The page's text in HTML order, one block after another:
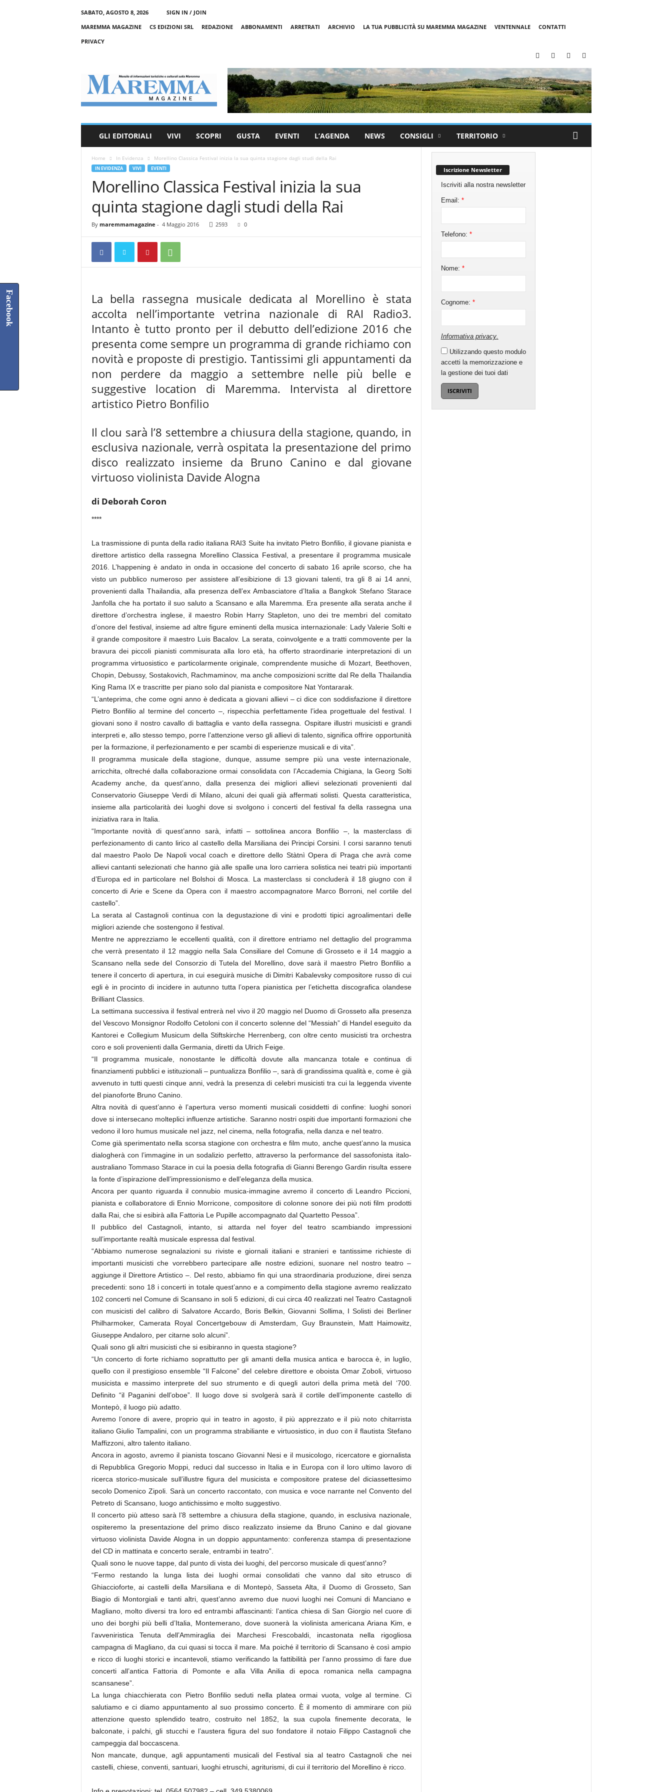
SABATO, AGOSTO 8, 2026
SIGN IN / JOIN
MAREMMA MAGAZINE
CS EDIZIONI SRL REDAZIONE ABBONAMENTI ARRETRATI ARCHIVIO LA TUA PUBBLICITÀ SU MAREMMA MAGAZINE VENTENNALE
CONTATTI
PRIVACY
m
GLI EDITORIALI VIVI SCOPRI GUSTA EVENTI L’AGENDA NEWS CONSIGLI TERRITORIO
Home In Evidenza Morellino Classica Festival inizia la sua quinta stagione dagli studi della Rai
IN EVIDENZA VIVI EVENTI
Morellino Classica Festival inizia la sua
quinta stagione dagli studi della Rai
By maremmamagazine - 4 Maggio 2016 2593 0
La bella rassegna musicale dedicata al Morellino è stata
accolta nell’importante vetrina nazionale di RAI Radio3.
Intanto è tutto pronto per il debutto dell’edizione 2016 che
presenta come sempre un programma di grande richiamo con
novità e proposte di prestigio. Tantissimi gli appuntamenti da
non perdere da maggio a settembre nelle più belle e
suggestive location di Maremma. Intervista al direttore
artistico Pietro Bonfilio
Il clou sarà l’8 settembre a chiusura della stagione, quando, in
esclusiva nazionale, verrà ospitata la presentazione del primo
disco realizzato insieme da Bruno Canino e dal giovane
virtuoso violinista Davide Alogna
di Deborah Coron
****
La trasmissione di punta della radio italiana RAI3 Suite ha invitato Pietro Bonfilio, il giovane pianista e
direttore artistico della rassegna Morellino Classica Festival, a presentare il programma musicale
2016. L’happening è andato in onda in occasione del concerto di sabato 16 aprile scorso, che ha
visto un pubblico numeroso per assistere all’esibizione di 13 giovani talenti, tra gli 8 ai 14 anni,
provenienti dalla Thailandia, alla presenza dell’ex Ambasciatore d’Italia a Bangkok Stefano Starace
Janfolla che ha portato il suo saluto a Scansano e alla Maremma. Era presente alla serata anche il
direttore d’orchestra inglese, il maestro Robin Harry Stapleton, uno dei tre membri del comitato
d’onore del festival, insieme ad altre figure eminenti della musica internazionale: Lady Valerie Solti e
il grande compositore il maestro Luis Bacalov. La serata, coinvolgente e a tratti commovente per la
bravura dei piccoli pianisti commisurata alla loro età, ha offerto straordinarie interpretazioni di un
programma virtuosistico e particolarmente originale, comprendente musiche di Mozart, Beethoven,
Chopin, Debussy, Sostakovich, Rachmaminov, ma anche composizioni scritte dal Re della Thailandia
King Rama IX e trascritte per piano solo dal pianista e compositore Nat Yontararak.
“L’anteprima, che come ogni anno è dedicata a giovani allievi – ci dice con soddisfazione il direttore
Pietro Bonfilio al termine del concerto –, rispecchia perfettamente l’idea progettuale del festival. I
giovani sono il nostro cavallo di battaglia e vanto della rassegna. Ospitare illustri musicisti e grandi
interpreti e, allo stesso tempo, porre l’attenzione verso gli allievi di talento, significa offrire opportunità
per la formazione, il perfezionamento e per scambi di esperienze musicali e di vita”.
Il programma musicale della stagione, dunque, assume sempre più una veste internazionale,
arricchita, oltreché dalla collaborazione ormai consolidata con l’Accademia Chigiana, la Georg Solti
Academy anche, da quest’anno, dalla presenza dei migliori allievi selezionati provenienti dal
Conservatorio Giuseppe Verdi di Milano, alcuni dei quali già affermati solisti. Questa caratteristica,
insieme alla particolarità dei luoghi dove si svolgono i concerti del festival fa della rassegna una
iniziativa rara in Italia.
“Importante novità di quest’anno sarà, infatti – sottolinea ancora Bonfilio –, la masterclass di
perfezionamento di canto lirico al castello della Marsiliana dei Principi Corsini. I corsi saranno tenuti
dal maestro Paolo De Napoli vocal coach e direttore dello Stàtnì Opera di Praga che avrà come
allievi cantanti selezionati che hanno già alle spalle una loro carriera solistica nei teatri più importanti
d’Europa ed in particolare nel Bolshoi di Mosca. La masterclass si concluderà il 18 giugno con il
concerto di Arie e Scene da Opera con il maestro accompagnatore Marco Borroni, nel cortile del
castello”.
La serata al Castagnoli continua con la degustazione di vini e prodotti tipici agroalimentari delle
migliori aziende che sostengono il festival.
Mentre ne apprezziamo le eccellenti qualità, con il direttore entriamo nel dettaglio del programma
che verrà presentato il 12 maggio nella Sala Consiliare del Comune di Grosseto e il 14 maggio a
Scansano nella sede del Consorzio di Tutela del Morellino, dove sarà il maestro Pietro Bonfilio a
tenere il concerto di apertura, in cui eseguirà musiche di Dimitri Kabalevsky compositore russo di cui
egli è in procinto di incidere in autunno tutta l’opera pianistica per l’etichetta discografica olandese
Brilliant Classics.
La settimana successiva il festival entrerà nel vivo il 20 maggio nel Duomo di Grosseto alla presenza
del Vescovo Monsignor Rodolfo Cetoloni con il concerto solenne del “Messiah” di Handel eseguito da
Kantorei e Collegium Musicum della Stiftskirche Herrenberg, con oltre cento musicisti tra orchestra
coro e soli provenienti dalla Germania, diretti da Ulrich Feige.
“Il programma musicale, nonostante le difficoltà dovute alla mancanza totale e continua di
finanziamenti pubblici e istituzionali – puntualizza Bonfilio –, sarà di grandissima qualità e, come è già
avvenuto in tutti questi cinque anni, vedrà la presenza di celebri musicisti tra cui la leggenda vivente
del pianoforte Bruno Canino.
Altra novità di quest’anno è l’apertura verso momenti musicali cosiddetti di confine: luoghi sonori
dove si intersecano molteplici influenze artistiche. Saranno nostri ospiti due importanti formazioni che
vedono il loro humus musicale nel jazz, nel cinema, nella fotografia, nella danza e nel teatro.
Come già sperimentato nella scorsa stagione con orchestra e film muto, anche quest’anno la musica
dialogherà con l’immagine in un sodalizio perfetto, attraverso la performance del sassofonista italo-
australiano Tommaso Starace in cui la poesia della fotografia di Gianni Berengo Gardin risulta essere
la fonte d’ispirazione dell’impressionismo e dell’eleganza della musica.
Ancora per quanto riguarda il connubio musica-immagine avremo il concerto di Leandro Piccioni,
pianista e collaboratore di Ennio Morricone, compositore di colonne sonore dei più noti film prodotti
dalla Rai, che si esibirà alla Fattoria Le Pupille accompagnato dal Quartetto Pessoa”.
Il pubblico del Castagnoli, intanto, si attarda nel foyer del teatro scambiando impressioni
sull’importante realtà musicale espressa dal festival.
“Abbiamo numerose segnalazioni su riviste e giornali italiani e stranieri e tantissime richieste di
importanti musicisti che vorrebbero partecipare alle nostre edizioni, suonare nel nostro teatro –
aggiunge il Direttore Artistico –. Del resto, abbiamo fin qui una straordinaria produzione, direi senza
precedenti: sono 18 i concerti in totale quest’anno e a compimento della stagione avremo realizzato
102 concerti nel Comune di Scansano in soli 5 edizioni, di cui circa 40 realizzati nel Teatro Castagnoli
con musicisti del calibro di Salvatore Accardo, Boris Belkin, Giovanni Sollima, I Solisti dei Berliner
Philharmoker, Camerata Royal Concertgebouw di Amsterdam, Guy Braunstein, Matt Haimowitz,
Giuseppe Andaloro, per citarne solo alcuni”.
Quali sono gli altri musicisti che si esibiranno in questa stagione?
“Un concerto di forte richiamo soprattutto per gli amanti della musica antica e barocca è, in luglio,
quello con il prestigioso ensemble “Il Falcone” del celebre direttore e oboista Omar Zoboli, virtuoso
musicista e massimo interprete del suo strumento e di quegli autori della prima metà del ‘700.
Definito “il Paganini dell’oboe”. Il luogo dove si svolgerà sarà il cortile dell’imponente castello di
Montepò, il luogo più adatto.
Avremo l’onore di avere, proprio qui in teatro in agosto, il più apprezzato e il più noto chitarrista
italiano Giulio Tampalini, con un programma strabiliante e virtuosistico, in duo con il flautista Stefano
Maffizzoni, altro talento italiano.
Ancora in agosto, avremo il pianista toscano Giovanni Nesi e il musicologo, ricercatore e giornalista
di Repubblica Gregorio Moppi, reduci dal successo in Italia e in Europa con il loro ultimo lavoro di
ricerca storico-musicale sull’illustre figura del musicista e compositore pratese del diciassettesimo
secolo Domenico Zipoli. Sarà un concerto raccontato, con musica e voce narrante nel Convento del
Petreto di Scansano, luogo antichissimo e molto suggestivo.
Il concerto più atteso sarà l’8 settembre a chiusura della stagione, quando, in esclusiva nazionale,
ospiteremo la presentazione del primo disco realizzato insieme da Bruno Canino e dal giovane
virtuoso violinista Davide Alogna in un doppio appuntamento: conferenza stampa di presentazione
del CD in mattinata e concerto serale, entrambi in teatro”.
Quali sono le nuove tappe, dal punto di vista dei luoghi, del percorso musicale di quest’anno?
“Fermo restando la lunga lista dei luoghi ormai consolidati che vanno dal sito etrusco di
Ghiaccioforte, ai castelli della Marsiliana e di Montepò, Sasseta Alta, il Duomo di Grosseto, San
Biagio di Montorgiali e tanti altri, quest’anno avremo due nuovi luoghi nei Comuni di Manciano e
Magliano, molto diversi tra loro ed entrambi affascinanti: l’antica chiesa di San Giorgio nel cuore di
uno dei borghi più belli d’Italia, Montemerano, dove suonerà la violinista americana Ariana Kim, e
l’avveniristica Tenuta dell’Ammiraglia dei Marchesi Frescobaldi, incastonata nella rigogliosa
campagna di Magliano, da cui quasi si tocca il mare. Ma poiché il territorio di Scansano è così ampio
e ricco di luoghi storici e incantevoli, stiamo verificando la fattibilità per l’anno prossimo di fare due
concerti all’antica Fattoria di Pomonte e alla Villa Anilia di epoca romanica nella campagna
scansanese”.
La lunga chiacchierata con Pietro Bonfilio seduti nella platea ormai vuota, volge al termine. Ci
salutiamo e ci diamo appuntamento al suo prossimo concerto. È il momento di ammirare con più
attenzione questo splendido teatro, costruito nel 1852, la sua cupola finemente decorata, le
balconate, i palchi, gli stucchi e l’austera figura del suo fondatore il notaio Filippo Castagnoli che
campeggia dal boccascena.
Non mancate, dunque, agli appuntamenti musicali del Festival sia al teatro Castagnoli che nei
castelli, chiese, conventi, santuari, luoghi etruschi, agriturismi, di cui il territorio del Morellino è ricco.
Iscrizione Newsletter
Iscriviti alla nostra newsletter
Email: *
Telefono: *
Nome: *
Cognome: *
Informativa privacy.
Utilizzando questo modulo
accetti la memorizzazione e
la gestione dei tuoi dati
Facebook